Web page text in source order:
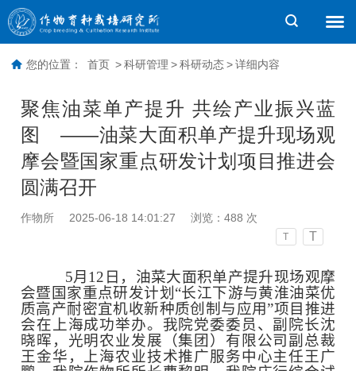
您的位置： 首页 > 科研管理 > 科研动态 > 详细内容
聚焦油菜单产提升 共绘产业振兴蓝
图 ——油菜大面积单产提升现场观
摩会暨国家重点研发计划项目推进会
圆满召开
作物所 2025-06-18 14:01:27 浏览：488 次
T T
5月1 2日 ，油菜大面积单产提升现场观摩
会暨国家重点研发计划“长江下游与黄淮油菜优
质高产耐密宜机收新种质创制与应用”项目推进
会在上海成功举办。我院党委委员、副院长沈
晓晖，光明农业发展（集团）有限公司副总裁
王金华，上海农业技术推广服务中心主任王广